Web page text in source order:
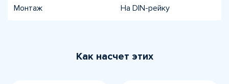
Монтаж На DIN-рейку
Как насчет этих